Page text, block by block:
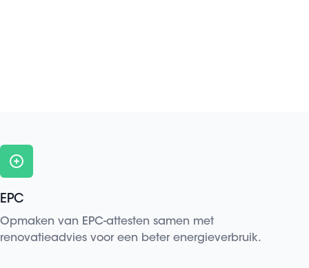
EPC
Opmaken van EPC-attesten samen met
renovatieadvies voor een beter energieverbruik.